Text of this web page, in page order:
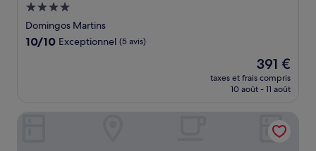
Hébergement
4.0 étoiles
Domingos Martins
10.0
10/10 Exceptionnel (5 avis)
Le
nouveau
prix
de
391 €
391 €
taxes et frais compris
10 août - 11 août